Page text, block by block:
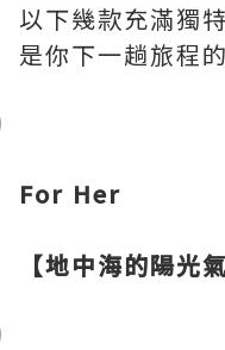
以下幾款充滿獨
是你下一趟旅程
For Her
【地中海的陽光